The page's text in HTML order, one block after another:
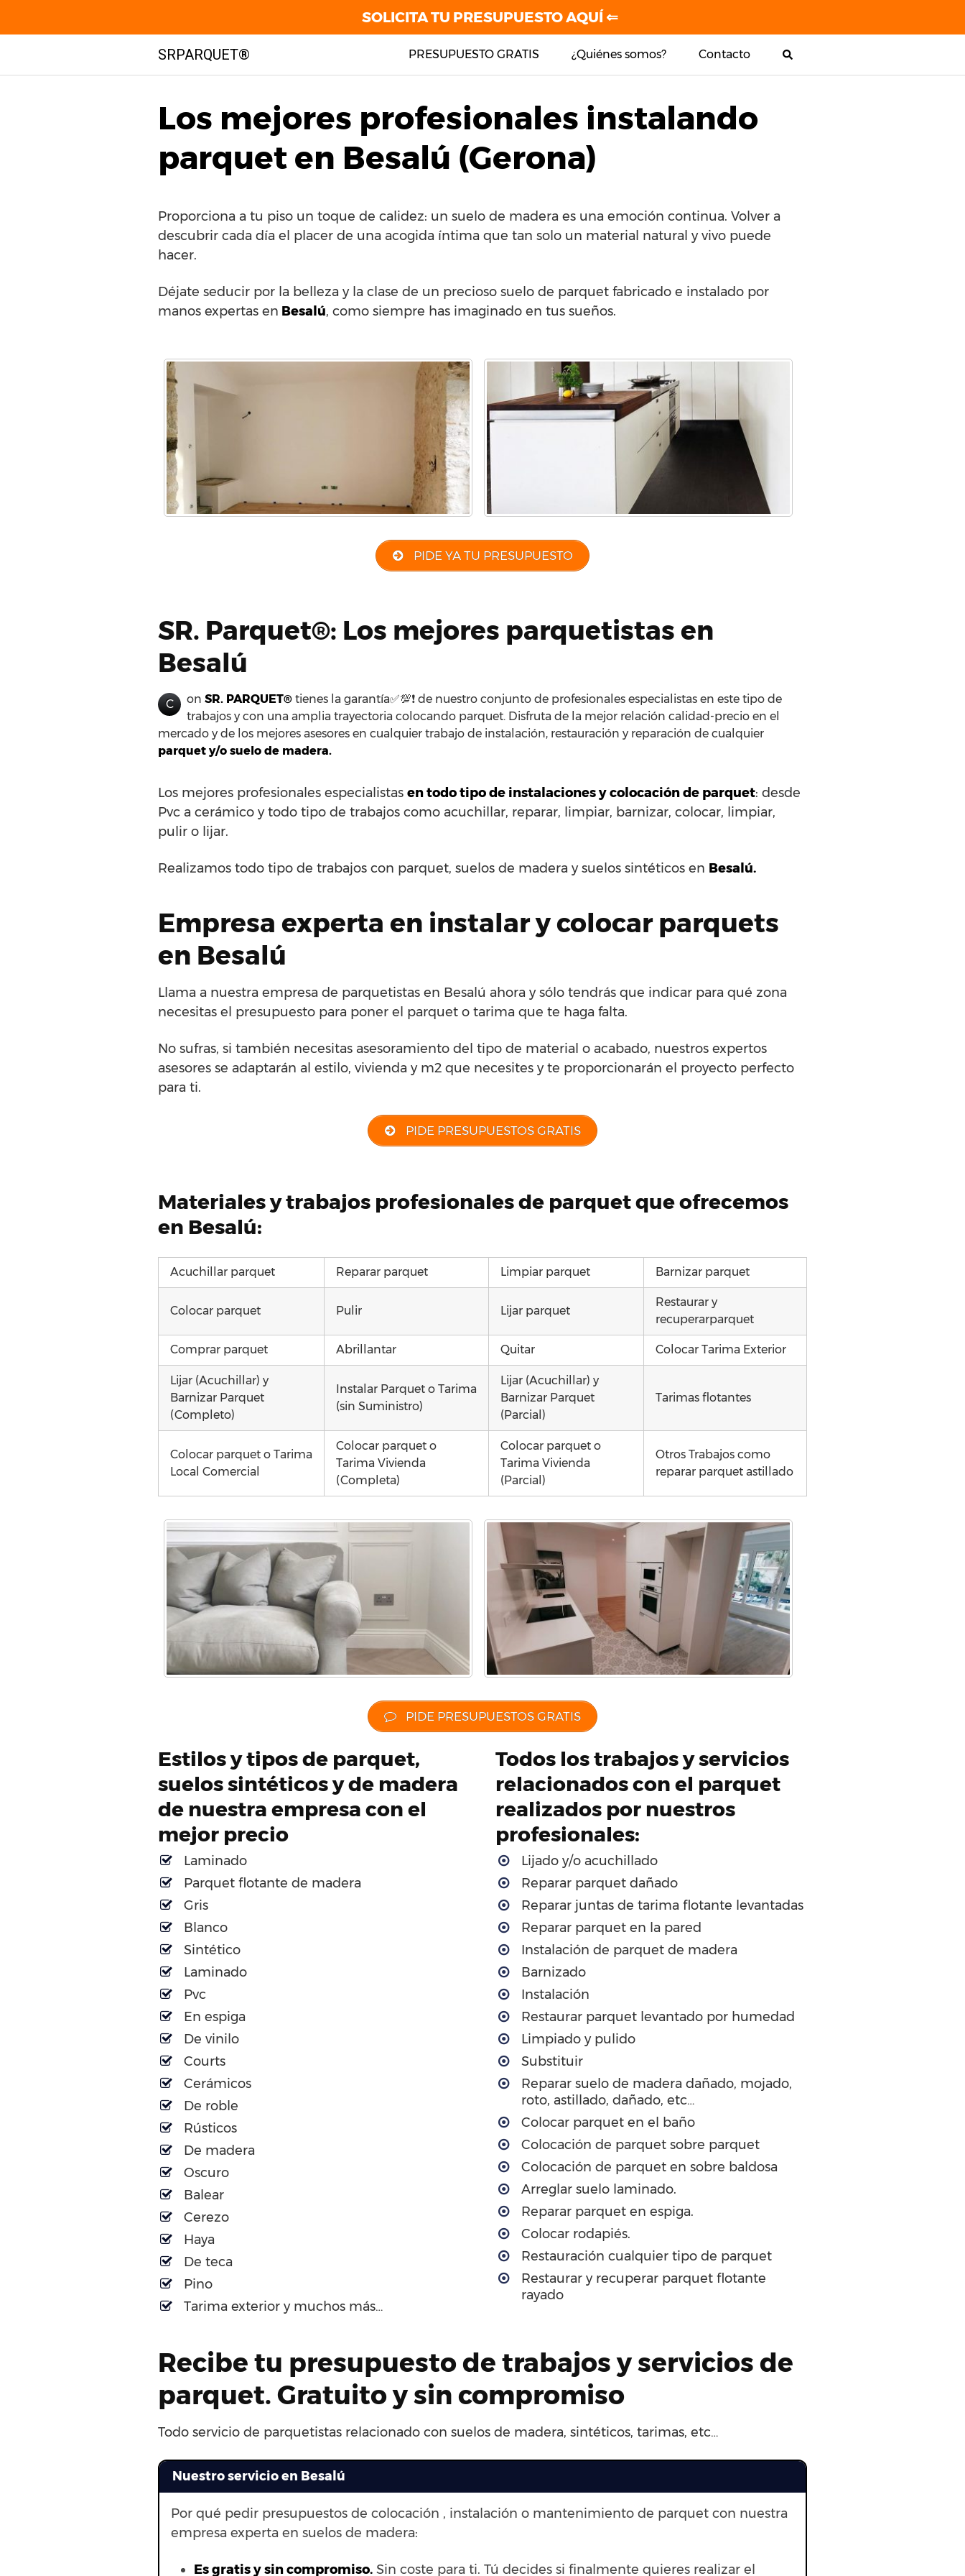
contenido
SRPARQUET® PRESUPUESTO GRATIS ¿Quiénes somos? Contacto
Los mejores profesionales instalando
parquet en Besalú (Gerona)
Proporciona a tu piso un toque de calidez: un suelo de madera es una emoción continua. Volver a
descubrir cada día el placer de una acogida íntima que tan solo un material natural y vivo puede
hacer.
Déjate seducir por la belleza y la clase de un precioso suelo de parquet fabricado e instalado por
manos expertas en Besalú, como siempre has imaginado en tus sueños.
PIDE YA TU PRESUPUESTO
SR. Parquet®: Los mejores parquetistas en
Besalú
C on SR. PARQUET® tienes la garantía✅💯❗ de nuestro conjunto de profesionales especialistas en este tipo de
trabajos y con una amplia trayectoria colocando parquet. Disfruta de la mejor relación calidad-precio en el
mercado y de los mejores asesores en cualquier trabajo de instalación, restauración y reparación de cualquier
parquet y/o suelo de madera.
Los mejores profesionales especialistas en todo tipo de instalaciones y colocación de parquet: desde
Pvc a cerámico y todo tipo de trabajos como acuchillar, reparar, limpiar, barnizar, colocar, limpiar,
pulir o lijar.
Realizamos todo tipo de trabajos con parquet, suelos de madera y suelos sintéticos en Besalú.
Empresa experta en instalar y colocar parquets
en Besalú
Llama a nuestra empresa de parquetistas en Besalú ahora y sólo tendrás que indicar para qué zona
necesitas el presupuesto para poner el parquet o tarima que te haga falta.
No sufras, si también necesitas asesoramiento del tipo de material o acabado, nuestros expertos
asesores se adaptarán al estilo, vivienda y m2 que necesites y te proporcionarán el proyecto perfecto
para ti.
PIDE PRESUPUESTOS GRATIS
Materiales y trabajos profesionales de parquet que ofrecemos
en Besalú:
Acuchillar parquet Reparar parquet Limpiar parquet Barnizar parquet
Colocar parquet Pulir Lijar parquet
Restaurar y
recuperarparquet
Comprar parquet Abrillantar Quitar Colocar Tarima Exterior
Lijar (Acuchillar) y
Barnizar Parquet
(Completo)
Instalar Parquet o Tarima
(sin Suministro)
Lijar (Acuchillar) y
Barnizar Parquet
(Parcial)
Tarimas flotantes
Colocar parquet o Tarima
Local Comercial
Colocar parquet o
Tarima Vivienda
(Completa)
Colocar parquet o
Tarima Vivienda
(Parcial)
Otros Trabajos como
reparar parquet astillado
PIDE PRESUPUESTOS GRATIS
Estilos y tipos de parquet,
suelos sintéticos y de madera
de nuestra empresa con el
mejor precio
Laminado
Parquet flotante de madera
Gris
Blanco
Sintético
Laminado
Pvc
En espiga
De vinilo
Courts
Cerámicos
De roble
Rústicos
De madera
Oscuro
Balear
Cerezo
Haya
De teca
Pino
Tarima exterior y muchos más…
Todos los trabajos y servicios
relacionados con el parquet
realizados por nuestros
profesionales:
Lijado y/o acuchillado
Reparar parquet dañado
Reparar juntas de tarima flotante levantadas
Reparar parquet en la pared
Instalación de parquet de madera
Barnizado
Instalación
Restaurar parquet levantado por humedad
Limpiado y pulido
Substituir
Reparar suelo de madera dañado, mojado,
roto, astillado, dañado, etc…
Colocar parquet en el baño
Colocación de parquet sobre parquet
Colocación de parquet en sobre baldosa
Arreglar suelo laminado.
Reparar parquet en espiga.
Colocar rodapiés.
Restauración cualquier tipo de parquet
Restaurar y recuperar parquet flotante
rayado
Recibe tu presupuesto de trabajos y servicios de
parquet. Gratuito y sin compromiso
Todo servicio de parquetistas relacionado con suelos de madera, sintéticos, tarimas, etc…
Nuestro servicio en Besalú
Por qué pedir presupuestos de colocación , instalación o mantenimiento de parquet con nuestra
empresa experta en suelos de madera:
Es gratis y sin compromiso. Sin coste para ti. Tú decides si finalmente quieres realizar el
SOLICITA TU PRESUPUESTO AQUÍ ⇐